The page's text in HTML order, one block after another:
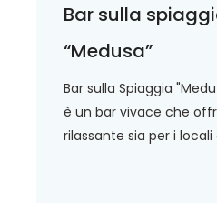
Bar sulla
“Medusa”
Bar sulla Spiaggia
è un bar vivace che
rilassante sia per i locali